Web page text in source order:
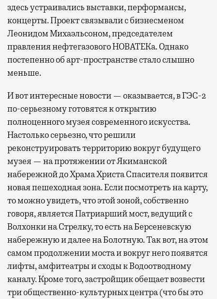
здесь устраивались выставки, перформансы,
концерты. Проект связывали с бизнесменом
Леонидом Михаэльсоном, председателем
правления нефтегазового НОВАТЕКа. Однако
постепенно об арт-пространстве стало слышно
меньше.
И вот интересные новости — оказывается, в ГЭС-2
по-серьезному готовятся к открытию
полноценного музея современного искусства.
Настолько серьезно, что решили
реконструировать территорию вокруг будущего
музея — на протяжении от Якиманской
набережной до Храма Христа Спасителя появится
новая пешеходная зона. Если посмотреть на карту,
то можно увидеть, что этой зоной, собственно
говоря, является Патриарший мост, ведущий с
Волхонки на Стрелку, то есть на Берсеневскую
набережную и далее на Болотную. Так вот, на этом
самом продолжении моста и вокруг него появятся
лифты, амфитеатры и сходы к Водоотводному
каналу. Кроме того, застройщик обещает возвести
три общественно-культурных центра (что бы это